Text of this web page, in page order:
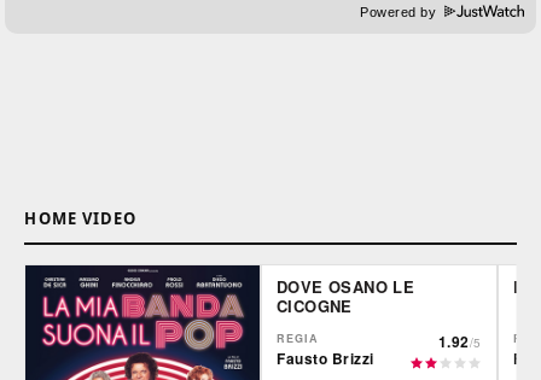
Powered by
HOME VIDEO
DOVE OSANO LE
CICOGNE
REGIA
Fausto Brizzi
1.92/5
DA